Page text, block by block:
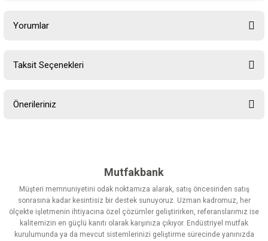
Yorumlar
Taksit Seçenekleri
Önerileriniz
Görüş ve önerileriniz için teşekkür ederiz.
Ürün resmi kalitesiz, bozuk veya görüntülenemiyor.
Ürün açıklamasında eksik bilgiler bulunuyor.
Ürün bilgilerinde hatalar bulunuyor.
Mutfakbank
Müşteri memnuniyetini odak noktamıza alarak, satış öncesinden satış
sonrasına kadar kesintisiz bir destek sunuyoruz. Uzman kadromuz, her
ölçekte işletmenin ihtiyacına özel çözümler geliştirirken, referanslarımız ise
kalitemizin en güçlü kanıtı olarak karşınıza çıkıyor. Endüstriyel mutfak
kurulumunda ya da mevcut sistemlerinizi geliştirme sürecinde yanınızda